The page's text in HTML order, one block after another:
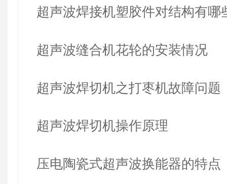
超声波焊接机塑胶件对结构有哪
超声波缝合机花轮的安装情况
超声波焊切机之打枣机故障问题
超声波焊切机操作原理
压电陶瓷式超声波换能器的特点